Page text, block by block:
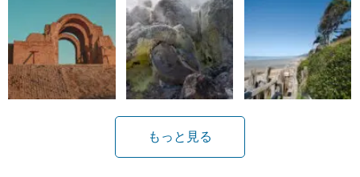
もっと見る